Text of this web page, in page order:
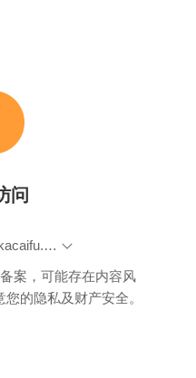
问
https://www.kakacaifu.com/v2/applyTransfer?shareId=510720&productId=420&source=0&type=1
案，可能存在内容风
的隐私及财产安全。